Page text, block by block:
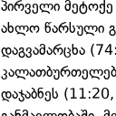
პირველი
ახლო წარსული
დაგვამარცხა
დაჯაბნეს